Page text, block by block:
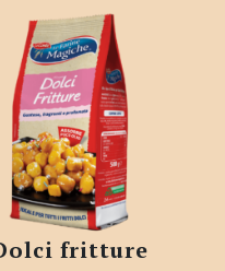
dolci fritture